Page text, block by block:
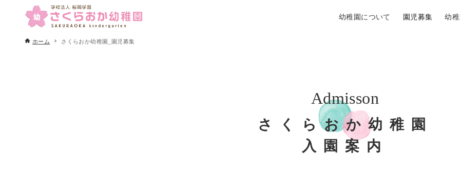
幼稚園について 園児募集 幼
ホーム さくらおか幼稚園_園児募集
さくらおか幼稚園
入園案内